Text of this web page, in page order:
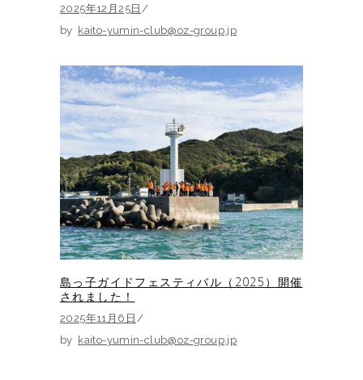
2025年12月25日
by kaito-yumin-club@oz-group.jp
島っ子ガイドフェスティバル（2025）開催
されました！
2025年11月6日
by kaito-yumin-club@oz-group.jp